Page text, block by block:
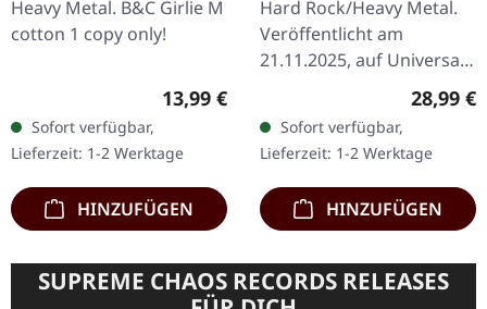
Heavy Metal. B&C Girlie M
cotton 1 copy only!
Regulärer Preis:
13,99 €
Sofort verfügbar,
Lieferzeit: 1-2 Werktage
HINZUFÜGEN
Hard Rock/Heavy Metal.
Veröffentlicht am
21.11.2025, auf Universal
Music. Schwarzes Vinyl im
Gatefold-Cover. Danzig
kehrt mit ihrem vierten…
28,99 €
Sofort verfügbar,
Lieferzeit: 1-2 Werktage
HINZUFÜGEN
SUPREME CHAOS RECORDS RELEASES